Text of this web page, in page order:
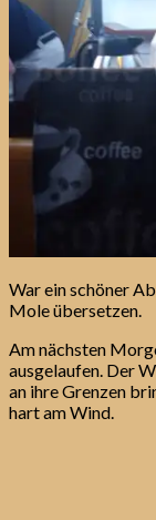
War ein schöner
Mole übersetzen.
Am nächsten
ausgelaufen. Der
an ihre Grenzen
hart am Wind.